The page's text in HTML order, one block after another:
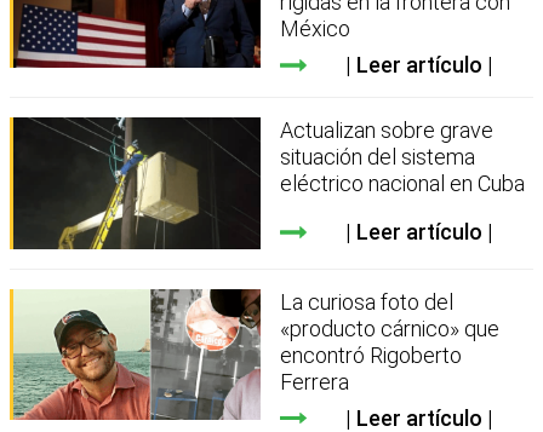
México
Leer artículo
Actualizan sobre grave
situación del sistema
eléctrico nacional en Cuba
Leer artículo
La curiosa foto del
«producto cárnico» que
encontró Rigoberto
Ferrera
Leer artículo